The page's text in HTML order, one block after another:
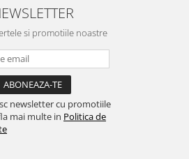
si promotiile noastre
newsletter cu promotiile
mai multe in Politica de